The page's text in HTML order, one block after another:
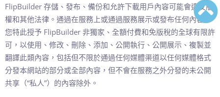
FlipBuilder 存儲、發布、備份和允許下載用戶內容可能會違反版
權和其他法律。通過在服務上或通過服務展示或發布任何內容，
您特此授予 FlipBuilder 非獨家、全額付費和免版稅的全球有限許
可，以使用、修改、刪除、添加、公開執行、公開展示、複製並
翻譯此類內容，包括但不限於通過任何媒體渠道以任何媒體格式
分發本網站的部分或全部內容，但不會在服務之外分發的未公開
共享（“私人”）的內容除外。